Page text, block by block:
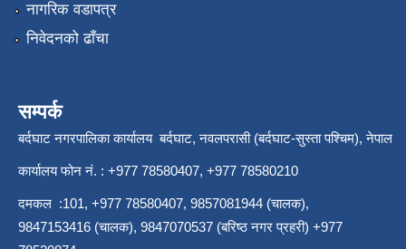
नागरिक वडापत्र
निवेदनको ढाँचा
सम्पर्क
बर्दघाट नगरपालिका कार्यालय बर्दघाट, नवलपरासी (बर्दघाट-सुस्ता पश्चिम), नेपाल
कार्यालय फोन नं. : +977 78580407, +977 78580210
दमकल :101, +977 78580407, 9857081944 (चालक),
9847153416 (चालक), 9847070537 (बरिष्ठ नगर प्रहरी) +977